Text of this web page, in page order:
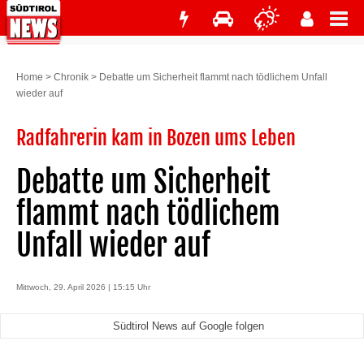
Home > Chronik > Debatte um Sicherheit flammt nach tödlichem Unfall
wieder auf
Radfahrerin kam in Bozen ums Leben
Debatte um Sicherheit
flammt nach tödlichem
Unfall wieder auf
Mittwoch, 29. April 2026 | 15:15 Uhr
Südtirol News auf Google folgen